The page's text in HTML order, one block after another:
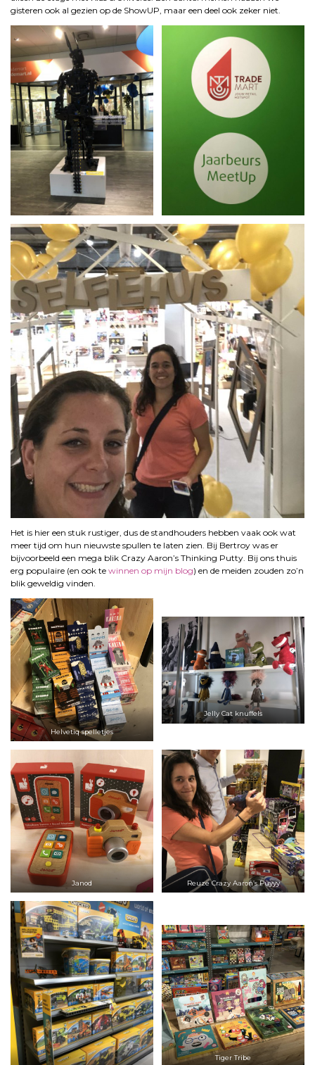
gisteren ook al gezien op de ShowUP, maar een deel ook zeker niet.
Het is hier een stuk rustiger, dus de standhouders hebben vaak ook wat
meer tijd om hun nieuwste spullen te laten zien. Bij Bertroy was er
bijvoorbeeld een mega blik Crazy Aaron’s Thinking Putty. Bij ons thuis
erg populaire (en ook te winnen op mijn blog) en de meiden zouden zo’n
blik geweldig vinden.
Helvetiq spelletjes
Jelly Cat knuffels
Janod Reuze Crazy Aaron’s Puyyy
Tiger Tribe